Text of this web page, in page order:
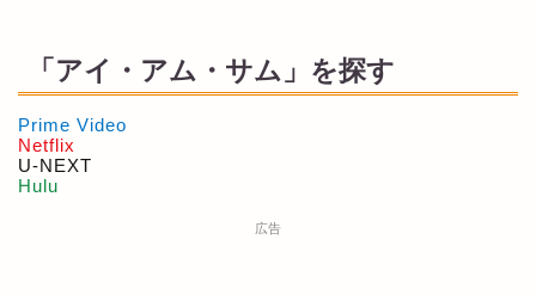
「アイ・アム・サム」を探す
Prime Video
Netflix
U-NEXT
Hulu
広告